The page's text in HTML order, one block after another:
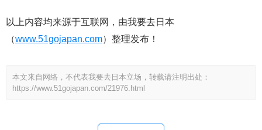
以上内容均来源于互联网，由我要去日本
（www.51gojapan.com）整理发布！
本文来自网络，不代表我要去日本立场，转载请注明出处：
https://www.51gojapan.com/21976.html